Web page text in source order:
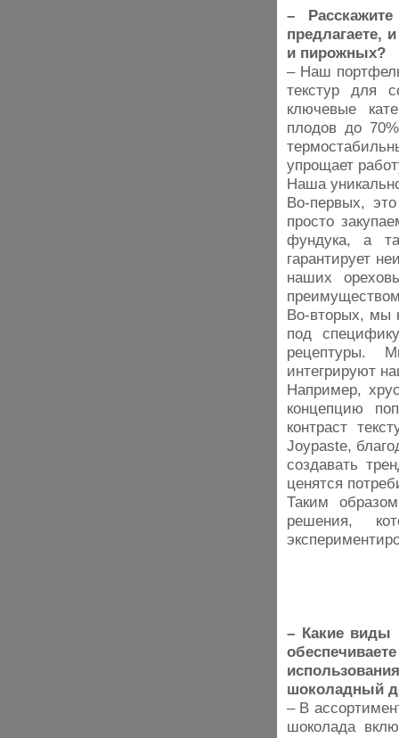
–
предлагаете,
и пирожных?
– Наш
текстур для
ключевые
плодов до
упрощает
Наша
Во-первых,
просто
фундука, а
гарантирует
наших
Во-вторых, мы
под
рецептуры.
интегрируют
Например,
концепцию
контраст
Joypaste,
создавать
ценятся
Таким
решения,
– Какие виды
шоколадный
– В
шоколада